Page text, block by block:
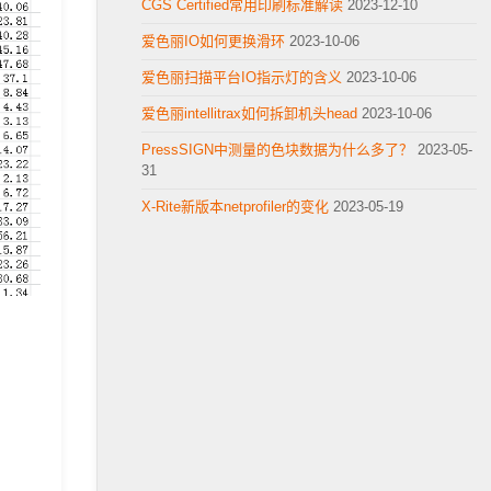
CGS Certified常用印刷标准解读 2023-12-10
爱色丽IO如何更换滑环 2023-10-06
爱色丽扫描平台IO指示灯的含义 2023-10-06
爱色丽intellitrax如何拆卸机头head 2023-10-06
PressSIGN中测量的色块数据为什么多了？
2023-05-
31
X-Rite新版本netprofiler的变化 2023-05-19